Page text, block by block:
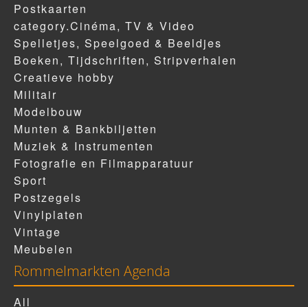
Postkaarten
category.Cinéma, TV & Video
Spelletjes, Speelgoed & Beeldjes
Boeken, Tijdschriften, Stripverhalen
Creatieve hobby
Militair
Modelbouw
Munten & Bankbiljetten
Muziek & Instrumenten
Fotografie en Filmapparatuur
Sport
Postzegels
Vinylplaten
Vintage
Meubelen
Rommelmarkten Agenda
All